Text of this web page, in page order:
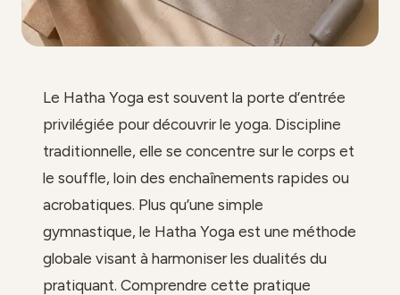
Le Hatha Yoga est souvent la porte d’entrée
privilégiée pour découvrir le yoga. Discipline
traditionnelle, elle se concentre sur le corps et
le souffle, loin des enchaînements rapides ou
acrobatiques. Plus qu’une simple
gymnastique, le Hatha Yoga est une méthode
globale visant à harmoniser les dualités du
pratiquant. Comprendre cette pratique